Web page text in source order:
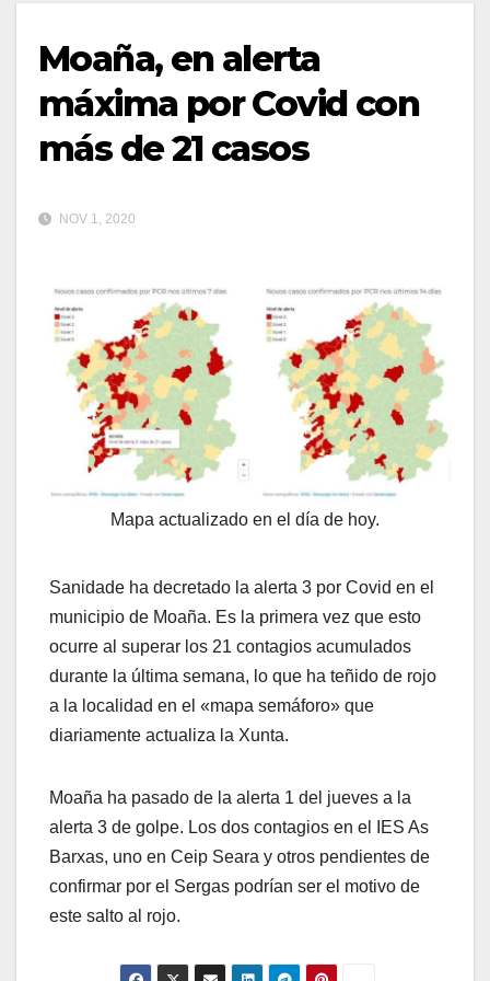
Moaña, en alerta
máxima por Covid con
más de 21 casos
NOV 1, 2020
Mapa actualizado en el día de hoy.
Sanidade ha decretado la alerta 3 por Covid en el
municipio de Moaña. Es la primera vez que esto
ocurre al superar los 21 contagios acumulados
durante la última semana, lo que ha teñido de rojo
a la localidad en el «mapa semáforo» que
diariamente actualiza la Xunta.
Moaña ha pasado de la alerta 1 del jueves a la
alerta 3 de golpe. Los dos contagios en el IES As
Barxas, uno en Ceip Seara y otros pendientes de
confirmar por el Sergas podrían ser el motivo de
este salto al rojo.